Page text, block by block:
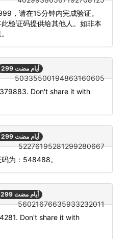
，请在15分钟内完成验证。
验证码提供给其他人。如非本
299 أيام مضت
50335500194863160605
Don't share it with
299 أيام مضت
52276195281299280667
码为：548488。
299 أيام مضت
56021676635933232011
Don't share it with